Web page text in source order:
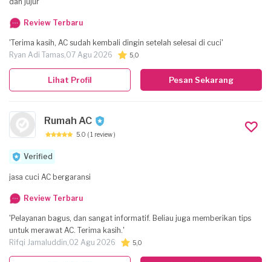
Review Terbaru
'Terima kasih, AC sudah kembali dingin setelah selesai di cuci'
Ryan Adi Tamas,07 Agu 2026 5,0
Pesan Sekarang
Lihat Profil
Rumah AC
5.0 ( 1 review )
Verified
jasa cuci AC bergaransi
Review Terbaru
'Pelayanan bagus, dan sangat informatif. Beliau juga memberikan tips
untuk merawat AC. Terima kasih.'
Rifqi Jamaluddin,02 Agu 2026 5,0